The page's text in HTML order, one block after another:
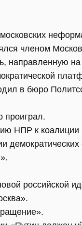
членом
направленную на
в бюро
проиграл.
НПР к коалиции
российской